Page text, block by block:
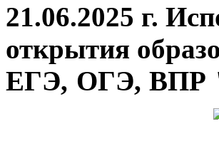
21.06.2025 г.
открытия
ЕГЭ, ОГЭ, ВПР